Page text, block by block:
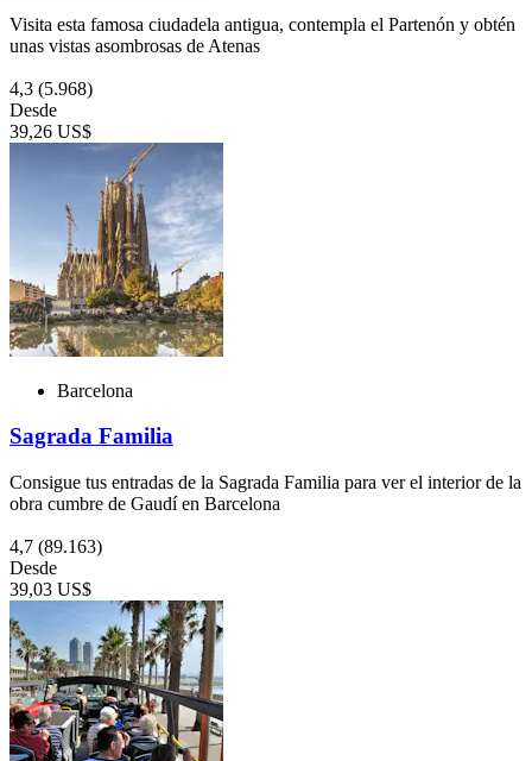
Visita esta famosa ciudadela antigua, contempla el Partenón y obtén
unas vistas asombrosas de Atenas
4,3 (5.968)
Desde
39,26 US$
Barcelona
Sagrada Familia
Consigue tus entradas de la Sagrada Familia para ver el interior de la
obra cumbre de Gaudí en Barcelona
4,7 (89.163)
Desde
39,03 US$